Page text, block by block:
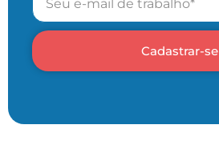
Cadastrar-se